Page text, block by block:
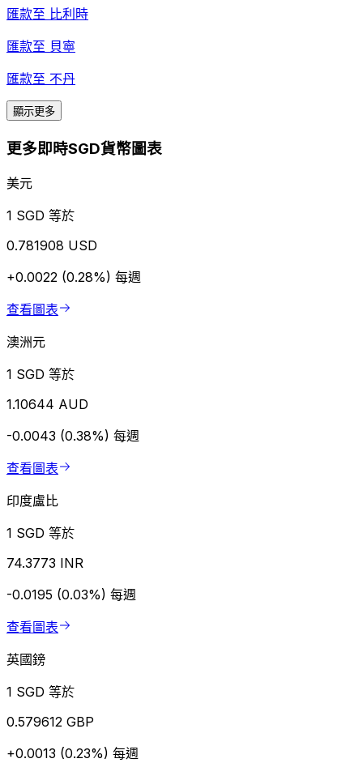
匯款至 比利時
匯款至 貝寧
匯款至 不丹
顯示更多
更多即時SGD貨幣圖表
美元
1 SGD 等於
0.781908 USD
+0.0022 (0.28%) 每週
查看圖表
澳洲元
1 SGD 等於
1.10644 AUD
-0.0043 (0.38%) 每週
查看圖表
印度盧比
1 SGD 等於
74.3773 INR
-0.0195 (0.03%) 每週
查看圖表
英國鎊
1 SGD 等於
0.579612 GBP
+0.0013 (0.23%) 每週